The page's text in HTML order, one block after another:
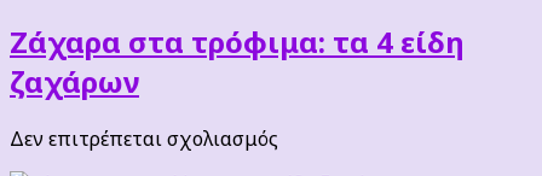
Ζάχαρα στα τρόφιμα: τα 4 είδη
ζαχάρων
Δεν επιτρέπεται σχολιασμός